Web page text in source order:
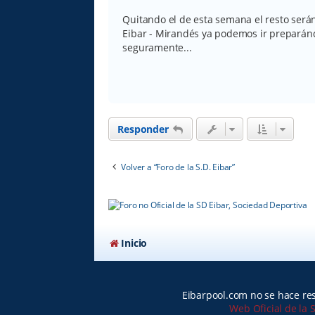
Quitando el de esta semana el resto
Eibar - Mirandés ya podemos ir
seguramente...
Responder
Volver a “Foro de la S.D. Eibar”
Inicio
Eibarpool.com no se hace
Web Oficial de la